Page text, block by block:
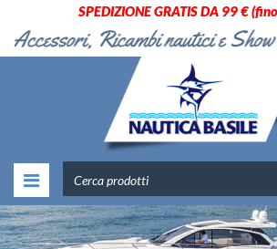
SPEDIZIONE GRATIS DA 99 €